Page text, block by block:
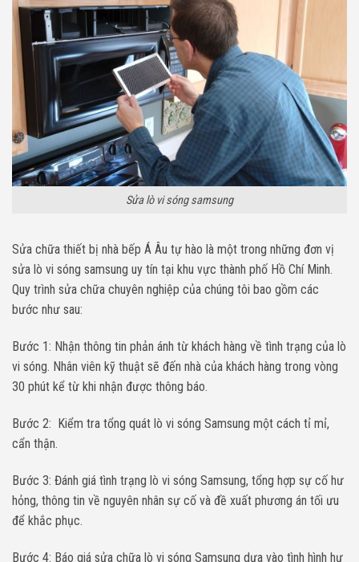
Sửa lò vi sóng samsung
Sửa chữa thiết bị nhà bếp Á Âu tự hào là một trong những đơn vị
sửa lò vi sóng samsung uy tín tại khu vực thành phố Hồ Chí Minh.
Quy trình sửa chữa chuyên nghiệp của chúng tôi bao gồm các
bước như sau:
Bước 1: Nhận thông tin phản ánh từ khách hàng về tình trạng của lò
vi sóng. Nhân viên kỹ thuật sẽ đến nhà của khách hàng trong vòng
30 phút kể từ khi nhận được thông báo.
Bước 2: Kiểm tra tổng quát lò vi sóng Samsung một cách tỉ mỉ,
cẩn thận.
Bước 3: Đánh giá tình trạng lò vi sóng Samsung, tổng hợp sự cố hư
hỏng, thông tin về nguyên nhân sự cố và đề xuất phương án tối ưu
để khắc phục.
Bước 4: Báo giá sửa chữa lò vi sóng Samsung dựa vào tình hình hư